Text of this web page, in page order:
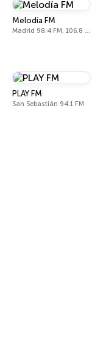
Melodía FM
Madrid 98.4 FM, 106.8 FM
PLAY FM
San Sebastián 94.1 FM